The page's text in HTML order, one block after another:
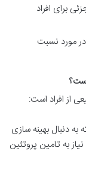
برای افراد
مورد نسبت
از افراد است:
به دنبال بهینه سازی
به تامین پروتئین